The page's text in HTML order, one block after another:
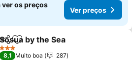
ver os preços
Ver preços
PartilharAdicionar aos favoritos
Sosua by the Sea
3 Estrelas
8,1 Muito boa
287